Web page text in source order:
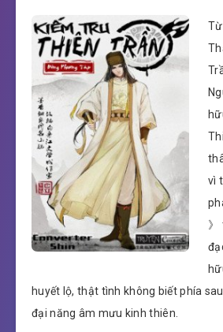
vì
》
huyết lộ, thật tình không biết phía
đại năng âm mưu kinh thiên.